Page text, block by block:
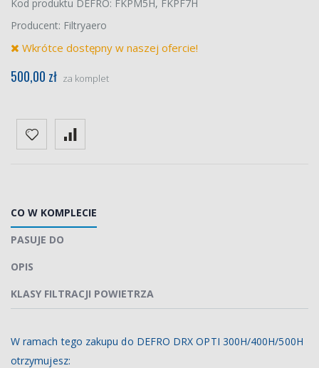
Kod produktu DEFRO: FKPM5H, FKPF7H
Producent: Filtryaero
Wkrótce dostępny w naszej ofercie!
500,00 zł za komplet
CO W KOMPLECIE
PASUJE DO
OPIS
KLASY FILTRACJI POWIETRZA
W ramach tego zakupu do DEFRO DRX OPTI 300H/400H/500H
otrzymujesz: